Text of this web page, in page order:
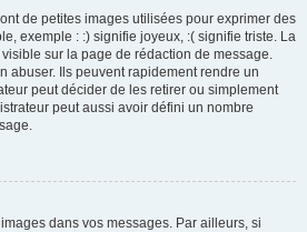
de petites images utilisées pour exprimer des
exemple : :) signifie joyeux, :( signifie triste. La
sur la page de rédaction de message.
abuser. Ils peuvent rapidement rendre un
peut décider de les retirer ou simplement
peut aussi avoir défini un nombre
dans vos messages. Par ailleurs, si